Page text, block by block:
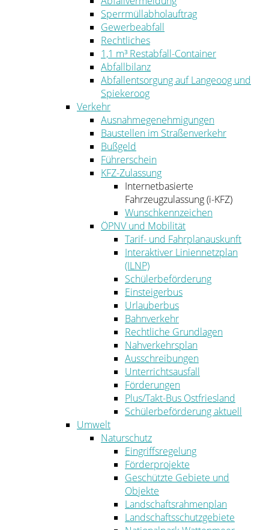
Sperrmüllabholauftrag
Gewerbeabfall
Rechtliches
1,1 m³ Restabfall-Container
Abfallbilanz
Abfallentsorgung auf Langeoog und
Spiekeroog
Verkehr
Ausnahmegenehmigungen
Baustellen im Straßenverkehr
Bußgeld
Führerschein
KFZ-Zulassung
Internetbasierte
Fahrzeugzulassung (i-KFZ)
Wunschkennzeichen
ÖPNV und Mobilität
Tarif- und Fahrplanauskunft
Interaktiver Liniennetzplan
(ILNP)
Schülerbeförderung
Einsteigerbus
Urlauberbus
Bahnverkehr
Rechtliche Grundlagen
Nahverkehrsplan
Ausschreibungen
Unterrichtsausfall
Förderungen
Plus/Takt-Bus Ostfriesland
Schülerbeförderung aktuell
Umwelt
Naturschutz
Eingriffsregelung
Förderprojekte
Geschützte Gebiete und
Objekte
Landschaftsrahmenplan
Landschaftsschutzgebiete